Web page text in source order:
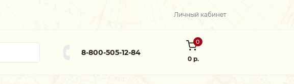
Личный кабинет
8-800-505-12-84
0
0 р.